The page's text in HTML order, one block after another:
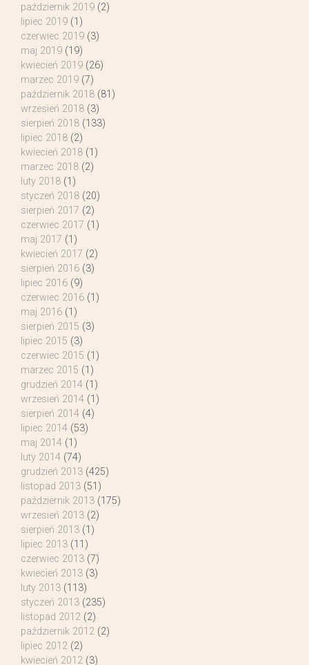
październik 2019 (2)
lipiec 2019 (1)
czerwiec 2019 (3)
maj 2019 (19)
kwiecień 2019 (26)
marzec 2019 (7)
październik 2018 (81)
wrzesień 2018 (3)
sierpień 2018 (133)
lipiec 2018 (2)
kwiecień 2018 (1)
marzec 2018 (2)
luty 2018 (1)
styczeń 2018 (20)
sierpień 2017 (2)
czerwiec 2017 (1)
maj 2017 (1)
kwiecień 2017 (2)
sierpień 2016 (3)
lipiec 2016 (9)
czerwiec 2016 (1)
maj 2016 (1)
sierpień 2015 (3)
lipiec 2015 (3)
czerwiec 2015 (1)
marzec 2015 (1)
grudzień 2014 (1)
wrzesień 2014 (1)
sierpień 2014 (4)
lipiec 2014 (53)
maj 2014 (1)
luty 2014 (74)
grudzień 2013 (425)
listopad 2013 (51)
październik 2013 (175)
wrzesień 2013 (2)
sierpień 2013 (1)
lipiec 2013 (11)
czerwiec 2013 (7)
kwiecień 2013 (3)
luty 2013 (113)
styczeń 2013 (235)
listopad 2012 (2)
październik 2012 (2)
lipiec 2012 (2)
kwiecień 2012 (3)